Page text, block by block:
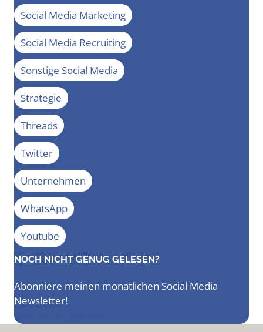
Social Media Marketing
Social Media Recruiting
Sonstige Social Media
Strategie
Threads
Twitter
Unternehmen
WhatsApp
Youtube
NOCH NICHT GENUG GELESEN?
Abonniere meinen monatlichen Social Media
Newsletter!
Newsletter bestellen